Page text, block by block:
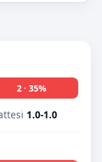
2 · 35%
1.0-1.0